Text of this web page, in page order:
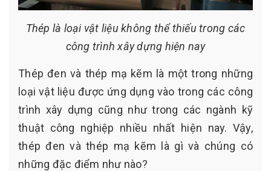
Thép là loại vật liệu không thể thiếu trong các
công trình xây dựng hiện nay
Thép đen và thép mạ kẽm là một trong những
loại vật liệu được ứng dụng vào trong các công
trình xây dựng cũng như trong các ngành kỹ
thuật công nghiệp nhiều nhất hiện nay. Vậy,
thép đen và thép mạ kẽm là gì và chúng có
những đặc điểm như nào?